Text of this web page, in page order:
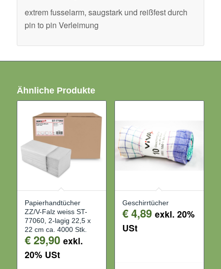
extrem fusselarm, saugstark und reißfest durch
pin to pin Verleimung
Ähnliche Produkte
Papierhandtücher
ZZ/V-Falz weiss ST-
77060, 2-lagig 22,5 x
22 cm ca. 4000 Stk.
€29,90 exkl.
20% USt
Geschirrtücher
€4,89 exkl. 20%
USt